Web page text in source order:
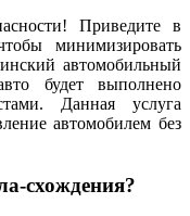
Приведите в
минимизировать
автомобильный
будет выполнено
Данная услуга
автомобилем без
схождения?